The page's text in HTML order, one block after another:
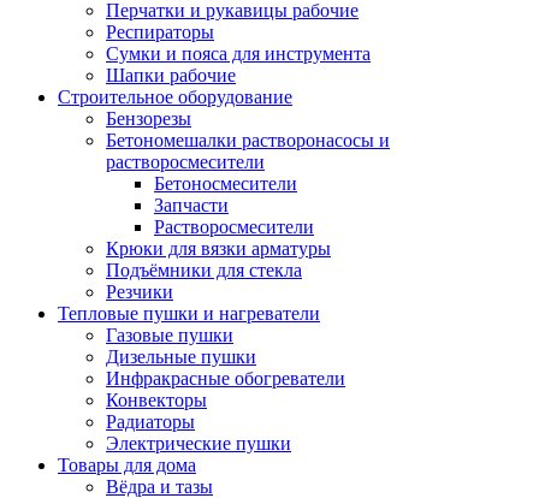
Перчатки и рукавицы рабочие
Респираторы
Сумки и пояса для инструмента
Шапки рабочие
Строительное оборудование
Бензорезы
Бетономешалки растворонасосы и
растворосмесители
Бетоносмесители
Запчасти
Растворосмесители
Крюки для вязки арматуры
Подъёмники для стекла
Резчики
Тепловые пушки и нагреватели
Газовые пушки
Дизельные пушки
Инфракрасные обогреватели
Конвекторы
Радиаторы
Электрические пушки
Товары для дома
Вёдра и тазы